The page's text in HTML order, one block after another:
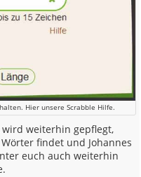
Hier unsere Scrabble Hilfe.
weiterhin gepflegt,
findet und Johannes
euch auch weiterhin